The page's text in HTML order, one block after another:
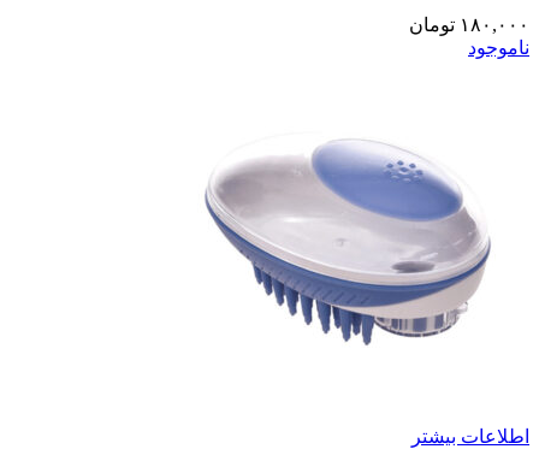
۱۸۰,۰۰۰ تومان
ناموجود
اطلاعات بیشتر